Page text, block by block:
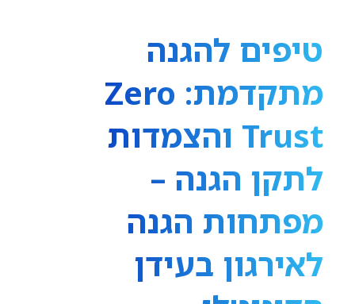
טיפים להגנה
מתקדמת: Zero
Trust והצמדות
לתקן הגנה –
מפתחות הגנה
לאירגון בעידן